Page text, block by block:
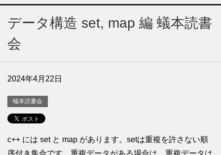
データ構造 set, map 編 蟻本読書
会
2024年4月22日
蟻本読書会
c++ には set と map があります。setは重複を許さない順